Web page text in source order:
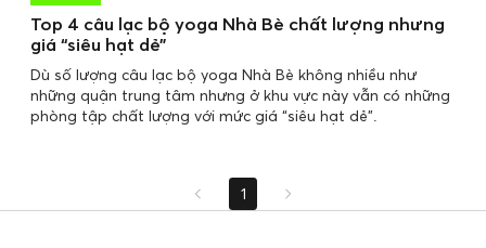
Top 4 câu lạc bộ yoga Nhà Bè chất lượng nhưng
giá “siêu hạt dẻ”
Dù số lượng câu lạc bộ yoga Nhà Bè không nhiều như
những quận trung tâm nhưng ở khu vực này vẫn có những
phòng tập chất lượng với mức giá “siêu hạt dẻ”.
1